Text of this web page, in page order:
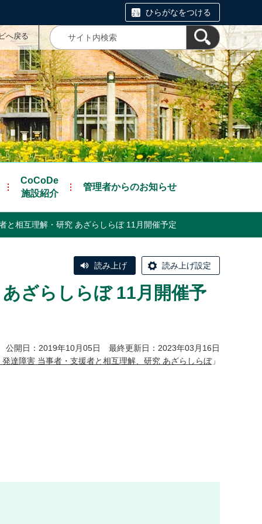
ひらがなをつける
へ戻る
CoCoDe
施設紹介
管理者からのお知らせ
と相互理解・研究 あざらしらぼ 11月開催予定
読み上げ 読み上げ設定
ざらしらぼ 11月開催予
公開日：2019年10月05日 最終更新日：2023年03月16日
達障害 当事者・支援者と相互理解、研究 あざらしらぼ」